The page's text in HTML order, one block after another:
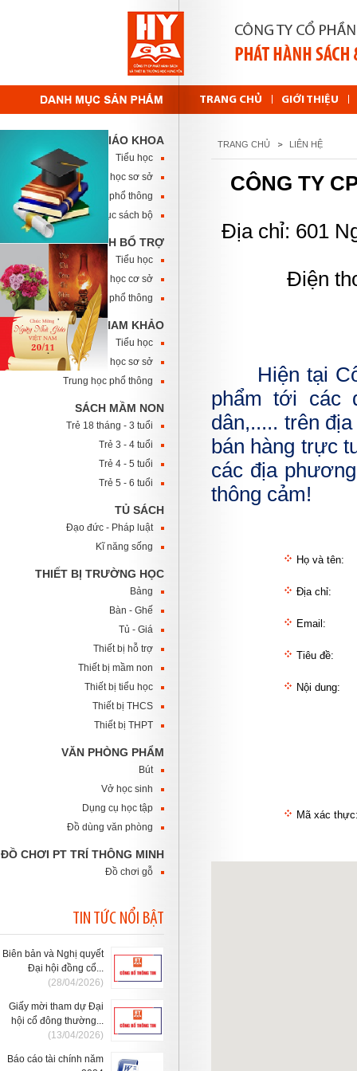
TRANG CHỦ GIỚI THIỆU
SÁCH GIÁO KHOA
Tiểu học
Trung học sơ sở
Trung học phổ thông
Danh mục sách bộ
SÁCH BỔ TRỢ
Tiểu học
Trung học cơ sở
Trung học phổ thông
SÁCH THAM KHẢO
Tiểu học
Trung học sơ sở
Trung học phổ thông
SÁCH MẦM NON
Trẻ 18 tháng - 3 tuổi
Trẻ 3 - 4 tuổi
Trẻ 4 - 5 tuổi
Trẻ 5 - 6 tuổi
TỦ SÁCH
Đạo đức - Pháp luật
Kĩ năng sống
THIẾT BỊ TRƯỜNG HỌC
Bảng
Bàn - Ghế
Tủ - Giá
Thiết bị hỗ trợ
Thiết bị mầm non
Thiết bị tiểu học
Thiết bị THCS
Thiết bị THPT
VĂN PHÒNG PHẨM
Bút
Vở học sinh
Dụng cụ học tập
Đồ dùng văn phòng
ĐỒ CHƠI PT TRÍ THÔNG MINH
Đồ chơi gỗ
TIN TỨC NỔI BẬT
Biên bản và Nghị quyết
Đại hội đồng cổ...
(28/04/2026)
Giấy mời tham dự Đại
hội cổ đông thường...
(13/04/2026)
Báo cáo tài chính năm
TRANG CHỦ LIÊN HỆ
CÔNG TY
Địa chỉ: 601
Điện
Hiện tại
phẩm tới các
dân,..... trên
bán hàng trực
các địa
thông cảm!
Họ và tên:
Địa chỉ:
Email:
Tiêu đề:
Nội dung:
Mã xác